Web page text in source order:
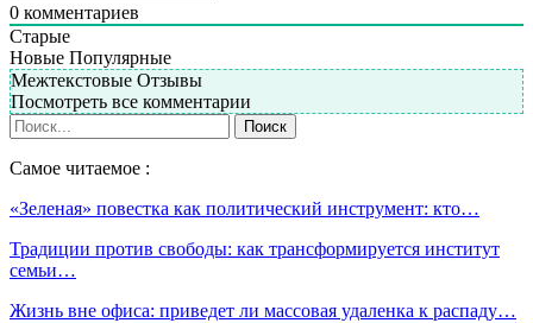
0 комментариев
Старые
Новые Популярные
Межтекстовые Отзывы
Посмотреть все комментарии
Самое читаемое :
«Зеленая» повестка как политический инструмент: кто…
Традиции против свободы: как трансформируется институт
семьи…
Жизнь вне офиса: приведет ли массовая удаленка к распаду…